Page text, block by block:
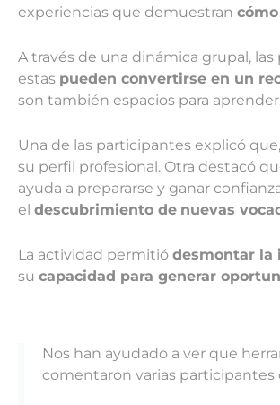
experiencias que demuestran
A través de una dinámica grupal,
estas pueden convertirse en un
son también espacios para
Una de las participantes explicó
su perfil profesional. Otra destacó
ayuda a prepararse y ganar
el descubrimiento de nuevas
La actividad permitió desmontar la
su capacidad para generar
Nos han ayudado a ver que
comentaron varias participantes